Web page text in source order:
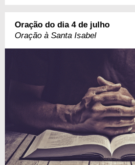
Oração do dia 4 de julho
Oração à Santa Isabel